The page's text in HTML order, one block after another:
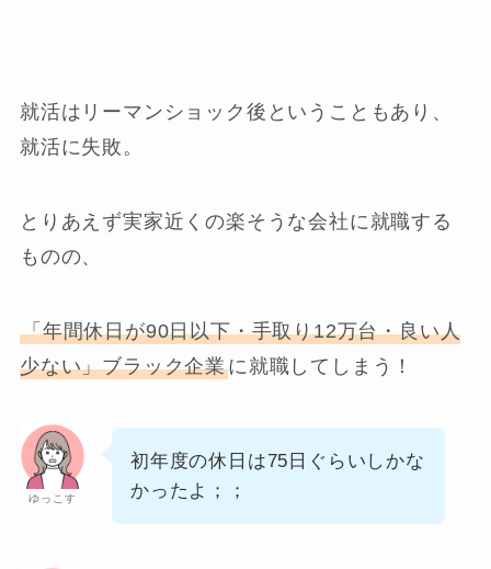
就活はリーマンショック後ということもあり、
就活に失敗。
とりあえず実家近くの楽そうな会社に就職する
ものの、
「年間休日が90日以下・手取り12万台・良い人
少ない」ブラック企業に就職してしまう！
ゆっこす
初年度の休日は75日ぐらいしかな
かったよ；；